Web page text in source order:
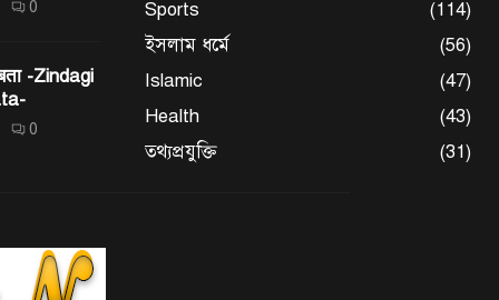
0
-Zindagi
0
Sports
(114)
ইসলাম ধর্মে
(56)
Islamic
(47)
Health
(43)
তথ্যপ্রযুক্তি
(31)